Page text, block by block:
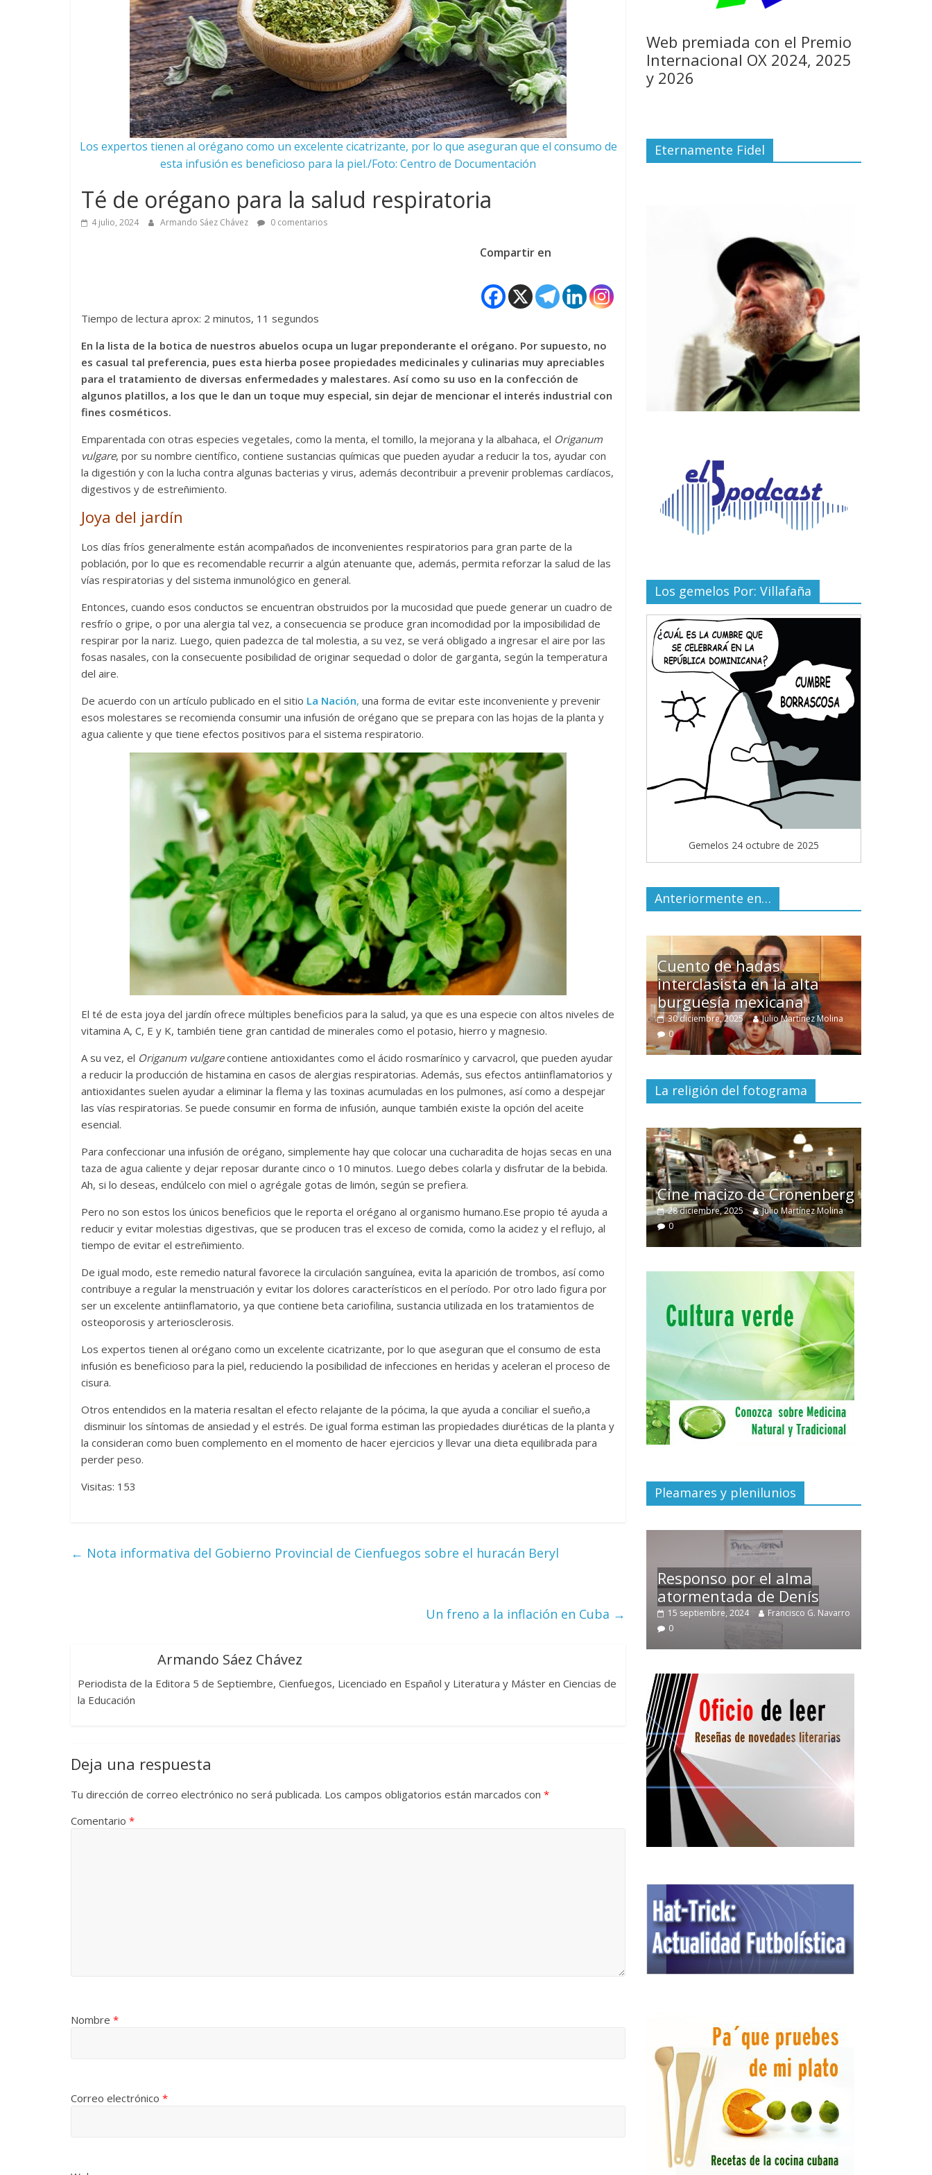
Los expertos tienen al orégano como un excelente cicatrizante, por lo que aseguran que el consumo de
esta infusión es beneficioso para la piel./Foto: Centro de Documentación
Té de orégano para la salud respiratoria
4 julio, 2024 Armando Sáez Chávez 0 comentarios
Compartir en
Tiempo de lectura aprox: 2 minutos, 11 segundos
En la lista de la botica de nuestros abuelos ocupa un lugar preponderante el orégano. Por supuesto, no
es casual tal preferencia, pues esta hierba posee propiedades medicinales y culinarias muy apreciables
para el tratamiento de diversas enfermedades y malestares. Así como su uso en la confección de
algunos platillos, a los que le dan un toque muy especial, sin dejar de mencionar el interés industrial con
fines cosméticos.
Emparentada con otras especies vegetales, como la menta, el tomillo, la mejorana y la albahaca, el Origanum
vulgare, por su nombre científico, contiene sustancias químicas que pueden ayudar a reducir la tos, ayudar con
la digestión y con la lucha contra algunas bacterias y virus, además decontribuir a prevenir problemas cardíacos,
digestivos y de estreñimiento.
Joya del jardín
Los días fríos generalmente están acompañados de inconvenientes respiratorios para gran parte de la
población, por lo que es recomendable recurrir a algún atenuante que, además, permita reforzar la salud de las
vías respiratorias y del sistema inmunológico en general.
Entonces, cuando esos conductos se encuentran obstruidos por la mucosidad que puede generar un cuadro de
resfrío o gripe, o por una alergia tal vez, a consecuencia se produce gran incomodidad por la imposibilidad de
respirar por la nariz. Luego, quien padezca de tal molestia, a su vez, se verá obligado a ingresar el aire por las
fosas nasales, con la consecuente posibilidad de originar sequedad o dolor de garganta, según la temperatura
del aire.
De acuerdo con un artículo publicado en el sitio La Nación, una forma de evitar este inconveniente y prevenir
esos molestares se recomienda consumir una infusión de orégano que se prepara con las hojas de la planta y
agua caliente y que tiene efectos positivos para el sistema respiratorio.
El té de esta joya del jardín ofrece múltiples beneficios para la salud, ya que es una especie con altos niveles de
vitamina A, C, E y K, también tiene gran cantidad de minerales como el potasio, hierro y magnesio.
A su vez, el Origanum vulgarecontiene antioxidantes como el ácido rosmarínico y carvacrol, que pueden ayudar
a reducir la producción de histamina en casos de alergias respiratorias. Además, sus efectos antiinflamatorios y
antioxidantes suelen ayudar a eliminar la flema y las toxinas acumuladas en los pulmones, así como a despejar
las vías respiratorias. Se puede consumir en forma de infusión, aunque también existe la opción del aceite
esencial.
Para confeccionar una infusión de orégano, simplemente hay que colocar una cucharadita de hojas secas en una
taza de agua caliente y dejar reposar durante cinco o 10 minutos. Luego debes colarla y disfrutar de la bebida.
Ah, si lo deseas, endúlcelo con miel o agrégale gotas de limón, según se prefiera.
Pero no son estos los únicos beneficios que le reporta el orégano al organismo humano.Ese propio té ayuda a
reducir y evitar molestias digestivas, que se producen tras el exceso de comida, como la acidez y el reflujo, al
tiempo de evitar el estreñimiento.
De igual modo, este remedio natural favorece la circulación sanguínea, evita la aparición de trombos, así como
contribuye a regular la menstruación y evitar los dolores característicos en el período. Por otro lado figura por
ser un excelente antiinflamatorio, ya que contiene beta cariofilina, sustancia utilizada en los tratamientos de
osteoporosis y arteriosclerosis.
Los expertos tienen al orégano como un excelente cicatrizante, por lo que aseguran que el consumo de esta
infusión es beneficioso para la piel, reduciendo la posibilidad de infecciones en heridas y aceleran el proceso de
cisura.
Otros entendidos en la materia resaltan el efecto relajante de la pócima, la que ayuda a conciliar el sueño,a
disminuir los síntomas de ansiedad y el estrés. De igual forma estiman las propiedades diuréticas de la planta y
la consideran como buen complemento en el momento de hacer ejercicios y llevar una dieta equilibrada para
perder peso.
Visitas: 153
← Nota informativa del Gobierno Provincial de Cienfuegos sobre el huracán Beryl
Un freno a la inflación en Cuba →
Armando Sáez Chávez
Periodista de la Editora 5 de Septiembre, Cienfuegos, Licenciado en Español y Literatura y Máster en Ciencias de
la Educación
Deja una respuesta
Tu dirección de correo electrónico no será publicada. Los campos obligatorios están marcados con *
Comentario *
Nombre *
Correo electrónico *
Web premiada con el Premio
Internacional OX 2024, 2025
y 2026
Eternamente Fidel
Los gemelos Por: Villafaña
Gemelos 24 octubre de 2025
Anteriormente en…
Las series-caramelos de
Shondaland
13 marzo, 2026 Julio Martínez Molina 0
Una serie con los defectos
de muchas telenovelas
28 febrero, 2026 Julio Martínez Molina 0
Cuento de hadas
interclasista en la alta
burguesía mexicana
30 diciembre, 2025
Julio Martínez Molina
0
Un hombre entre dos
mundos
15 mayo, 2026 Julio Martínez Molina 0
La religión del fotograma
Terror chamánico coreano
14 marzo, 2026 Julio Martínez Molina 0
Divertida comedia
dramática argentina
29 diciembre, 2025
Julio Martínez Molina
0
Cine macizo de Cronenberg
28 diciembre, 2025
Julio Martínez Molina
0
El documentalNuestra
tierray el despojo de los
pueblos originarios
30 junio, 2026 Julio Martínez Molina 0
Pleamares y plenilunios
15 septiembre, 2024
Francisco G. Navarro
Temprano oficio de lector
2 noviembre, 2024
Francisco G. Navarro
0